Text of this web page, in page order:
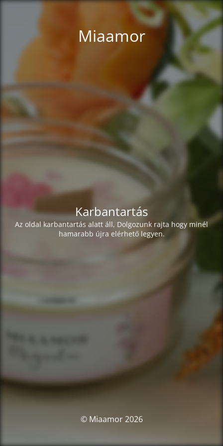
Miaamor
Karbantartás
Az oldal karbantartás alatt áll, Dolgozunk rajta hogy minél
hamarabb újra elérhető legyen.
© Miaamor 2026